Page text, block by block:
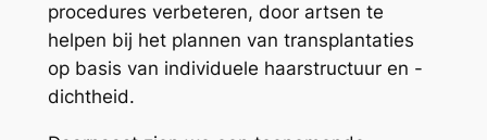
procedures verbeteren, door artsen te
helpen bij het plannen van transplantaties
op basis van individuele haarstructuur en -
dichtheid.